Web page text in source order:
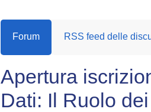
Forum RSS feed delle
Apertura
Dati: Il Ruolo